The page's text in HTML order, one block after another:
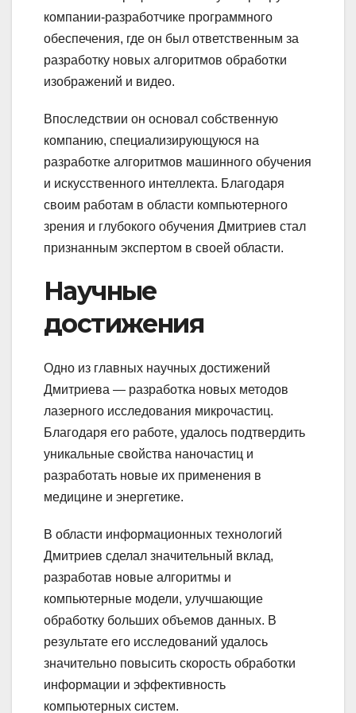
компании-разработчике программного
обеспечения, где он был ответственным за
разработку новых алгоритмов обработки
изображений и видео.
Впоследствии он основал собственную
компанию, специализирующуюся на
разработке алгоритмов машинного обучения
и искусственного интеллекта. Благодаря
своим работам в области компьютерного
зрения и глубокого обучения Дмитриев стал
признанным экспертом в своей области.
Научные
достижения
Одно из главных научных достижений
Дмитриева — разработка новых методов
лазерного исследования микрочастиц.
Благодаря его работе, удалось подтвердить
уникальные свойства наночастиц и
разработать новые их применения в
медицине и энергетике.
В области информационных технологий
Дмитриев сделал значительный вклад,
разработав новые алгоритмы и
компьютерные модели, улучшающие
обработку больших объемов данных. В
результате его исследований удалось
значительно повысить скорость обработки
информации и эффективность
компьютерных систем.